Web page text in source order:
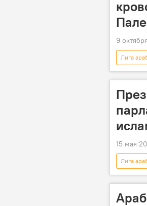
9
Лига
Сергей
15 мая
Лига